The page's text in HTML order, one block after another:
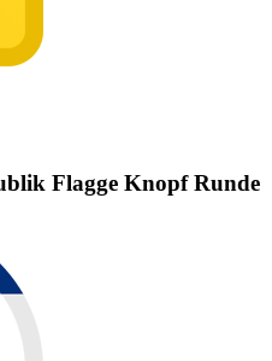
Flagge Knopf Runde